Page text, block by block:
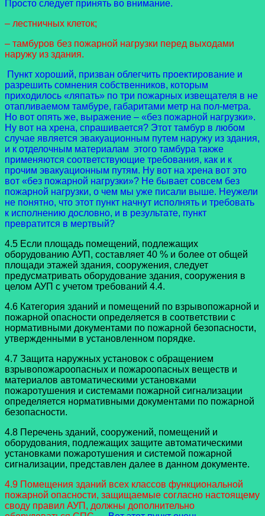
Просто следует принять во внимание.
– лестничных клеток;
– тамбуров без пожарной нагрузки перед выходами
наружу из здания.
Пункт хороший, призван облегчить проектирование и
разрешить сомнения собственников, которым
приходилось «ляпать» по три пожарных извещателя в не
отапливаемом тамбуре, габаритами метр на пол-метра.
Но вот опять же, выражение – «без пожарной нагрузки».
Ну вот на хрена, спрашивается? Этот тамбур в любом
случае является эвакуационным путем наружу из здания,
и к отделочным материалам этого тамбура также
применяются соответствующие требования, как и к
прочим эвакуационным путям. Ну вот на хрена вот это
вот «без пожарной нагрузки»? Не бывает совсем без
пожарной нагрузки, о чем мы уже писали выше. Неужели
не понятно, что этот пункт начнут исполнять и требовать
к исполнению дословно, и в результате, пункт
превратится в мертвый?
4.5 Если площадь помещений, подлежащих
оборудованию АУП, составляет 40 % и более от общей
площади этажей здания, сооружения, следует
предусматривать оборудование здания, сооружения в
целом АУП с учетом требований 4.4.
4.6 Категория зданий и помещений по взрывопожарной и
пожарной опасности определяется в соответствии с
нормативными документами по пожарной безопасности,
утвержденными в установленном порядке.
4.7 Защита наружных установок с обращением
взрывопожароопасных и пожароопасных веществ и
материалов автоматическими установками
пожаротушения и системами пожарной сигнализации
определяется нормативными документами по пожарной
безопасности.
4.8 Перечень зданий, сооружений, помещений и
оборудования, подлежащих защите автоматическими
установками пожаротушения и системой пожарной
сигнализации, представлен далее в данном документе.
4.9 Помещения зданий всех классов функциональной
пожарной опасности, защищаемые согласно настоящему
своду правил АУП, должны дополнительно